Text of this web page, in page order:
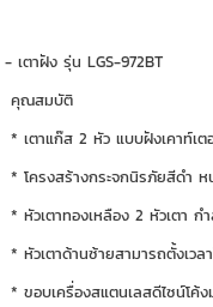
- เตาฝัง รุ่น LGS-972BT
คุณสมบัติ
* เตาแก๊ส 2 หัว แบบฝังเคาท์เต
* โครงสร้างกระจกนิรภัยสีดำ
* หัวเตาทองเหลือง 2 หัวเตา กำ
* หัวเตาด้านซ้ายสามารถตั้งเว
* ขอบเครื่องสแตนเลสดีไซน์โค้